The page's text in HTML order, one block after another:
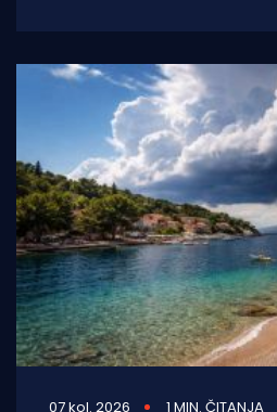
07 kol. 2026 1 MIN. ČITANJA